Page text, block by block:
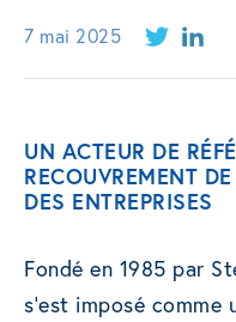
7 mai 2025
UN ACTEUR DE
RECOUVREMENT
DES ENTREPRISES
Fondé en 1985 par
s’est imposé